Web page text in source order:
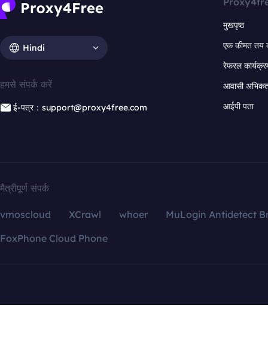
Hindi
हमसे संपर्क करें
ई-पत्र：support@proxy4free.com
मुखपृष्ठ
एक कीमत तय
रेफरल
आवासी
आईपी पता
मैत्रीपूर्ण संपर्क
vmoscloud XCrawl whoer
MuLogin Antidetect
FoxPhone Cloud Phone